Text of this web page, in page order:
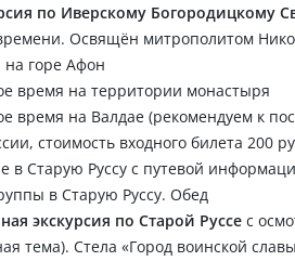
по Иверскому Богородицкому
Освящён митрополитом
на горе Афон
время на территории монастыря
время на Валдае (рекомендуем к
стоимость входного билета 200
в Старую Руссу с путевой
в Старую Руссу. Обед
экскурсия по Старой Руссе с
тема). Стела «Город воинской